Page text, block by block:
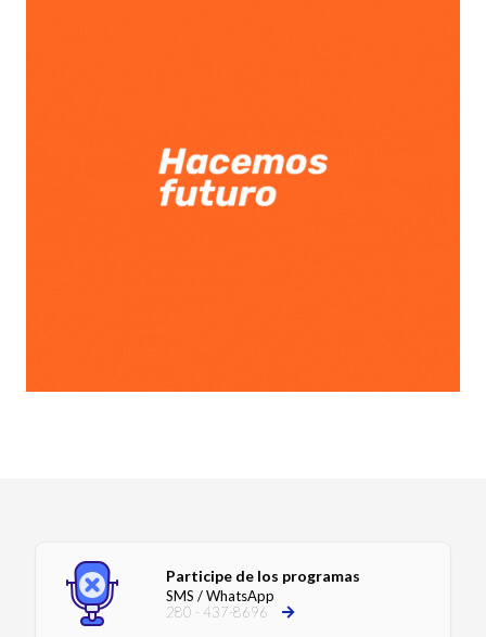
Participe de los programas
SMS / WhatsApp
280 - 437-8696